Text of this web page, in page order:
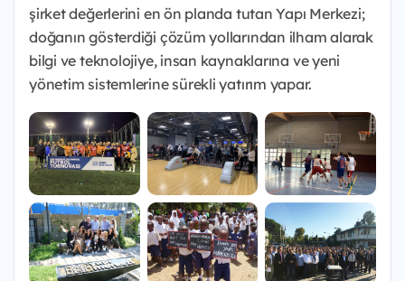
şirket değerlerini en ön planda tutan Yapı Merkezi;
doğanın gösterdiği çözüm yollarından ilham alarak
bilgi ve teknolojiye, insan kaynaklarına ve yeni
yönetim sistemlerine sürekli yatırım yapar.